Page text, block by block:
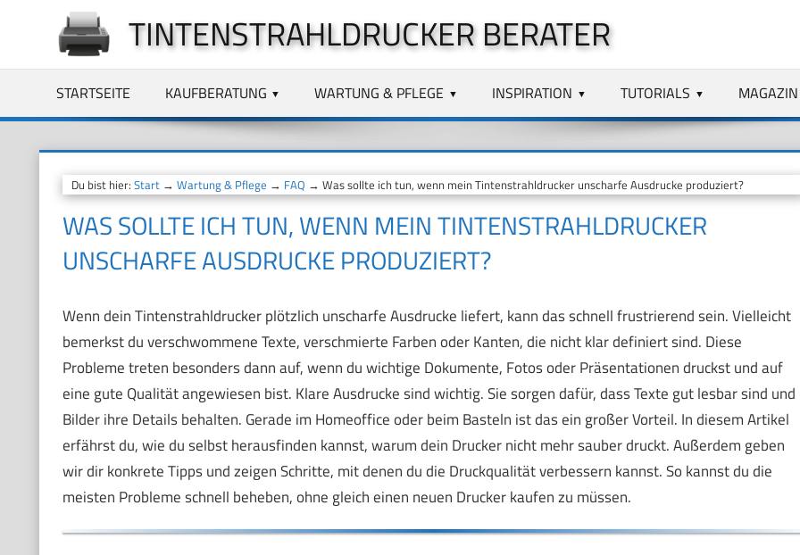
springen
TINTENSTRAHLDRUCKER BERATER
STARTSEITE KAUFBERATUNG WARTUNG & PFLEGE INSPIRATION TUTORIALS MAGAZIN
Du bist hier: Start→ Wartung & Pflege → FAQ → Was sollte ich tun, wenn mein Tintenstrahldrucker unscharfe Ausdrucke produziert?
WAS SOLLTE ICH TUN, WENN MEIN TINTENSTRAHLDRUCKER
UNSCHARFE AUSDRUCKE PRODUZIERT?
Wenn dein Tintenstrahldrucker plötzlich unscharfe Ausdrucke liefert, kann das schnell frustrierend sein. Vielleicht
bemerkst du verschwommene Texte, verschmierte Farben oder Kanten, die nicht klar definiert sind. Diese
Probleme treten besonders dann auf, wenn du wichtige Dokumente, Fotos oder Präsentationen druckst und auf
eine gute Qualität angewiesen bist. Klare Ausdrucke sind wichtig. Sie sorgen dafür, dass Texte gut lesbar sind und
Bilder ihre Details behalten. Gerade im Homeoffice oder beim Basteln ist das ein großer Vorteil. In diesem Artikel
erfährst du, wie du selbst herausfinden kannst, warum dein Drucker nicht mehr sauber druckt. Außerdem geben
wir dir konkrete Tipps und zeigen Schritte, mit denen du die Druckqualität verbessern kannst. So kannst du die
meisten Probleme schnell beheben, ohne gleich einen neuen Drucker kaufen zu müssen.